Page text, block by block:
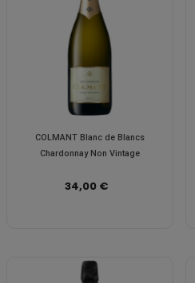
COLMANT Blanc de Blancs
Chardonnay Non Vintage
34,00 €